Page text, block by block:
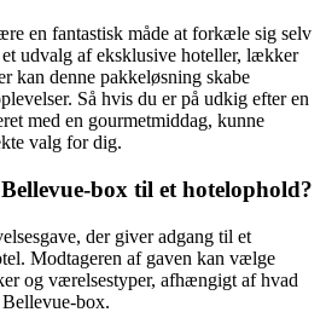
en fantastisk måde at forkæle sig selv
udvalg af eksklusive hoteller, lækker
kan denne pakkeløsning skabe
Så hvis du er på udkig efter en
med en gourmetmiddag, kunne
valg for dig.
box til et hotelophold?
der giver adgang til et
Modtageren af gaven kan vælge
og værelsestyper, afhængigt af hvad
box.